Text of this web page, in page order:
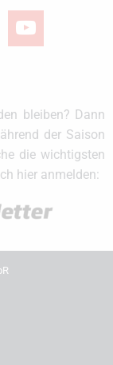
youtube
bleiben? Dann
der Saison
die wichtigsten
hier anmelden: